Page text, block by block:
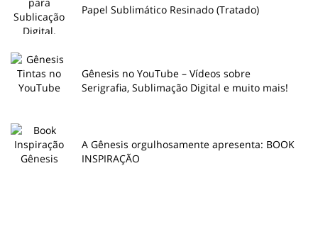
Papel Sublimático Resinado (Tratado)
Gênesis no YouTube – Vídeos sobre
Serigrafia, Sublimação Digital e muito mais!
A Gênesis orgulhosamente apresenta: BOOK
INSPIRAÇÃO